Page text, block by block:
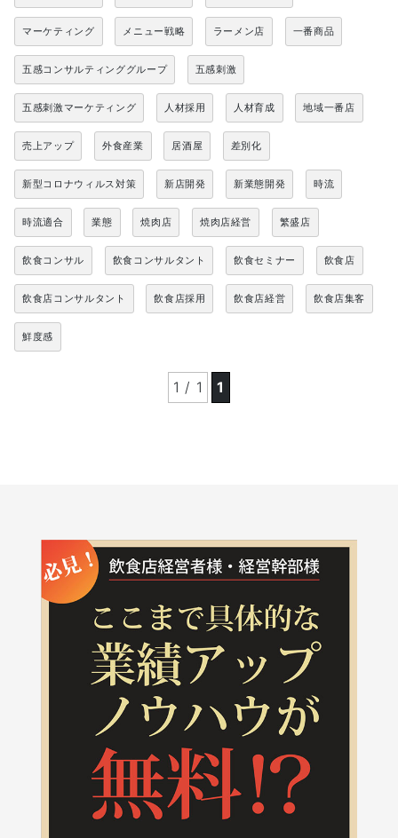
マーケティング メニュー戦略 ラーメン店 一番商品
五感コンサルティンググループ 五感刺激
五感刺激マーケティング 人材採用 人材育成 地域一番店
売上アップ 外食産業 居酒屋 差別化
新型コロナウィルス対策 新店開発 新業態開発 時流
時流適合 業態 焼肉店 焼肉店経営 繁盛店
飲食コンサル 飲食コンサルタント 飲食セミナー 飲食店
飲食店コンサルタント 飲食店採用 飲食店経営 飲食店集客
鮮度感
1 / 1 1